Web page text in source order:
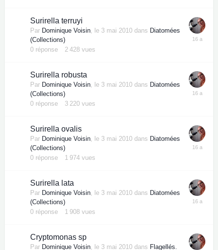
Surirella terruyi
Par Dominique Voisin, le 3 mai 2010 dans Diatomées
(Collections)
0 réponse 2 428 vues
Surirella robusta
Par Dominique Voisin, le 3 mai 2010 dans Diatomées
(Collections)
0 réponse 3 220 vues
Surirella ovalis
Par Dominique Voisin, le 3 mai 2010 dans Diatomées
(Collections)
0 réponse 1 974 vues
Surirella lata
Par Dominique Voisin, le 3 mai 2010 dans Diatomées
(Collections)
0 réponse 1 908 vues
Cryptomonas sp
Par Dominique Voisin, le 3 mai 2010 dans Flagellés.